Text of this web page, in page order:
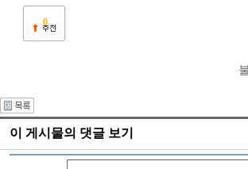
0
이 게시물의 댓글 보기